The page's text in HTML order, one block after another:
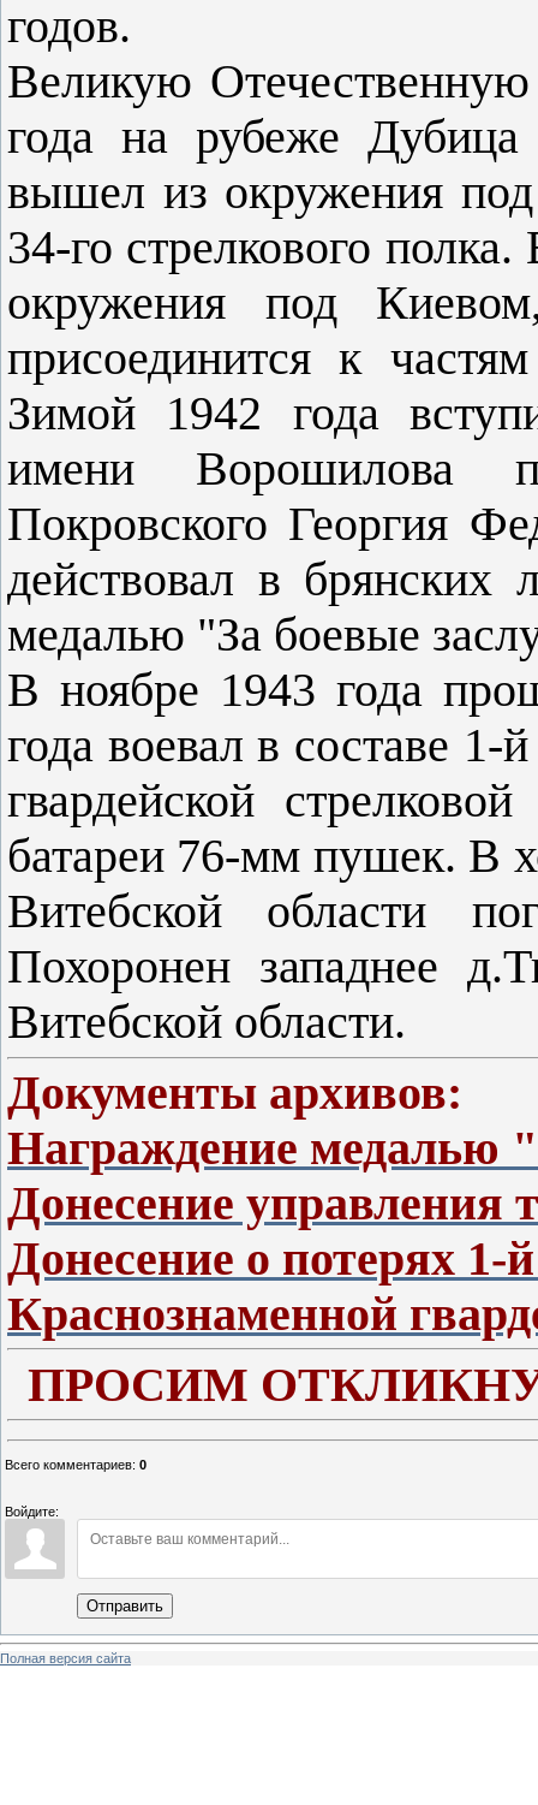
годов.
Великую
года на рубеже
вышел из окружения
34-го стрелкового
окружения под
присоединится к
Зимой 1942 года
имени Ворошилова
Покровского Георгия
действовал в брянских
медалью "За боевые
В ноябре 1943 года
года воевал в составе
гвардейской
батареи 76-мм пушек. В
Витебской области
Похоронен западнее
Витебской области.
Документы архивов:
Награждение медалью
Донесение управления
Донесение о потерях 1-
Краснознаменной
ПРОСИМ
Всего комментариев: 0
Войдите:
Отправить
Полная версия сайта